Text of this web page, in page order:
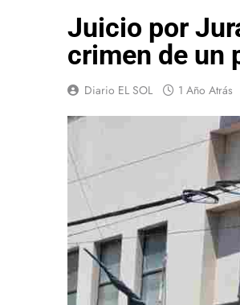
Juicio por
crimen de un
Diario EL SOL 1 Año Atrás